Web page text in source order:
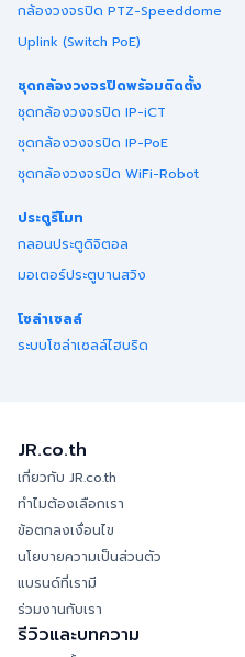
กล้องวงจรปิด PTZ-Speeddome
Uplink (Switch PoE)
ชุดกล้องวงจรปิดพร้อมติดตั้ง
ชุดกล้องวงจรปิด IP-iCT
ชุดกล้องวงจรปิด IP-PoE
ชุดกล้องวงจรปิด WiFi-Robot
ประตูรีโมท
กลอนประตูดิจิตอล
มอเตอร์ประตูบานสวิง
โซล่าเซลล์
ระบบโซล่าเซลล์ไฮบริด
JR.co.th
เกี่ยวกับ JR.co.th
ทำไมต้องเลือกเรา
ข้อตกลงเงื่อนไข
นโยบายความเป็นส่วนตัว
แบรนด์ที่เรามี
ร่วมงานกับเรา
รีวิวและบทความ